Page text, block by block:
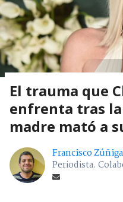
El trauma que
enfrenta tras la
madre mató a
Francisco
Periodista.